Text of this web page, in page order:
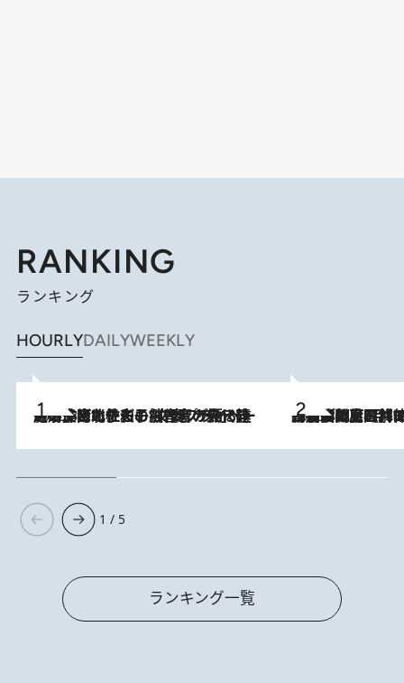
RANKING
ランキング
HOURLYDAILYWEEKLY
2026.8.3
《「文士の子ども被害者の会」発足！》阿川佐和子（72）が語る遠藤周作に北杜夫、劇作家・矢代静一の子どもたちの“文豪プライベート事件簿” 2026.8.8
「最後に見られてよかった」上野動物園の東園パンダ舎が解体前に特別公開。8月16日まで延長されたパネル展と共に辿る“半世紀”のパンダ飼育《解体工事の図面あり》
1 / 5
ランキング一覧